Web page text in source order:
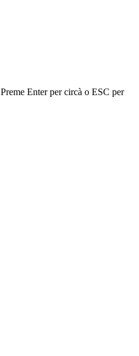
Preme Enter per circà o ESC per